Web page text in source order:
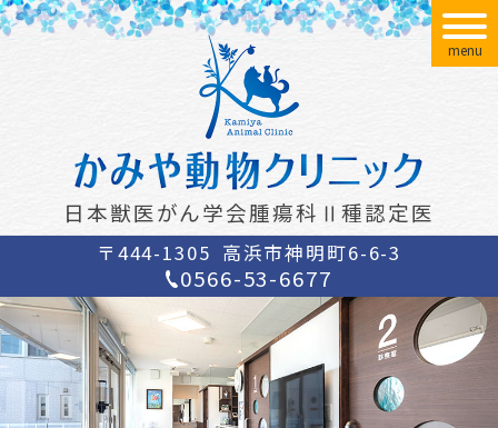
日本獣医がん学会腫瘍科Ⅱ種認定医
〒444-1305 高浜市神明町6-6-3
0566-53-6677
menu